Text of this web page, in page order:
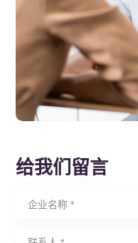
给我们留言